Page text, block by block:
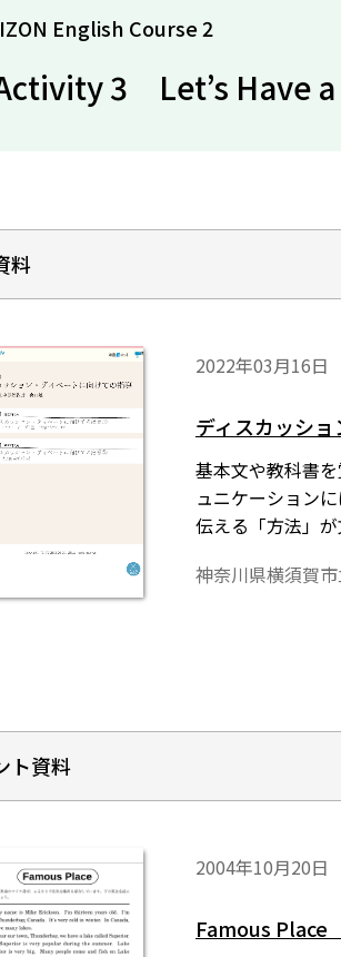
English Course 2
3 Let’s Have
料
2022年03月16日
ディスカッシ
基本文や教科書
ュニケーション
伝える「方法」
を自分の言葉で
神奈川県横須賀
ト資料
2004年10月20日
Famous Place